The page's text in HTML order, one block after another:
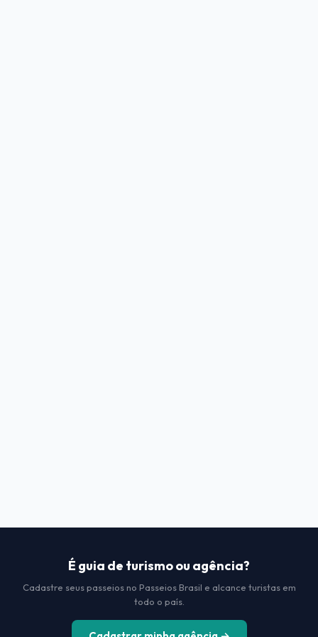
É guia de turismo ou agência?
Cadastre seus passeios no Passeios Brasil e alcance turistas em
todo o país.